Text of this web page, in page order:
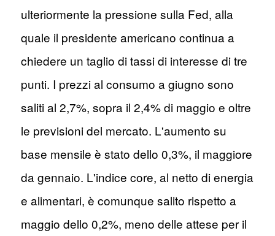
ulteriormente la pressione sulla Fed, alla
quale il presidente americano continua a
chiedere un taglio di tassi di interesse di tre
punti. I prezzi al consumo a giugno sono
saliti al 2,7%, sopra il 2,4% di maggio e oltre
le previsioni del mercato. L'aumento su
base mensile è stato dello 0,3%, il maggiore
da gennaio. L'indice core, al netto di energia
e alimentari, è comunque salito rispetto a
maggio dello 0,2%, meno delle attese per il